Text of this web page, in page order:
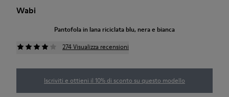
Wabi
Pantofola in lana riciclata blu, nera e bianca
274 Visualizza recensioni
Iscriviti e ottieni il 10% di sconto su questo modello